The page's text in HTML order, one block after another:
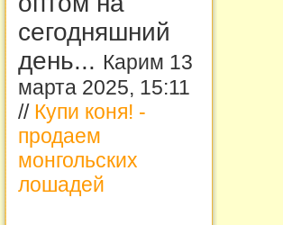
сегодняшний
день... Карим 13
марта 2025, 15:11
// Купи коня! -
продаем
монгольских
лошадей